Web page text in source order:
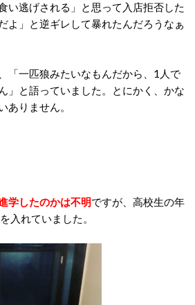
い逃げされる」と思って入店拒否した
よ」と逆ギレして暴れたんだろうなぁ
「一匹狼みたいなもんだから、1人で
」と語っていました。とにかく、かな
ありません。
学したのかは不明ですが、高校生の年
入れていました。